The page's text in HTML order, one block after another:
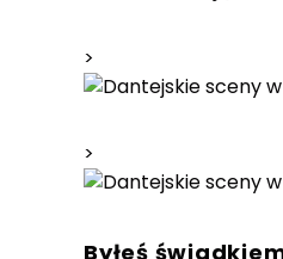
>
>
Byłeś